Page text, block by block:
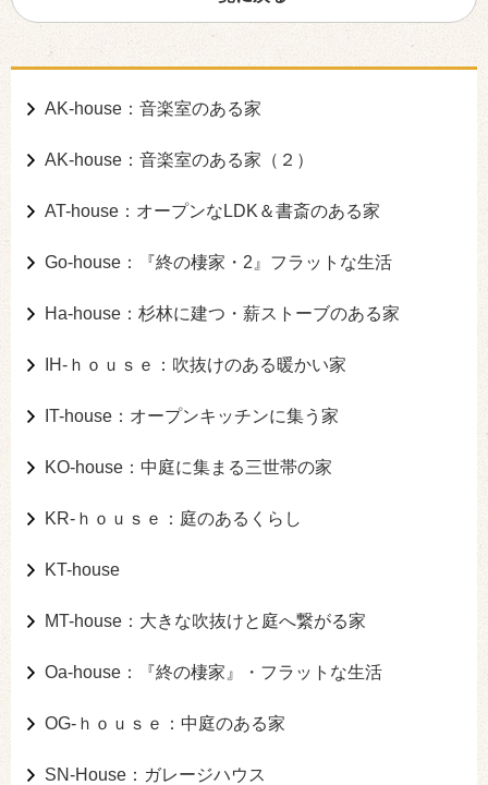
AK-house：音楽室のある家
AK-house：音楽室のある家（２）
AT-house：オープンなLDK＆書斎のある家
Go-house：『終の棲家・2』フラットな生活
Ha-house：杉林に建つ・薪ストーブのある家
IH-ｈｏｕｓｅ：吹抜けのある暖かい家
IT-house：オープンキッチンに集う家
KO-house：中庭に集まる三世帯の家
KR-ｈｏｕｓｅ：庭のあるくらし
KT-house
MT-house：大きな吹抜けと庭へ繋がる家
Oa-house：『終の棲家』・フラットな生活
OG-ｈｏｕｓｅ：中庭のある家
SN-House：ガレージハウス